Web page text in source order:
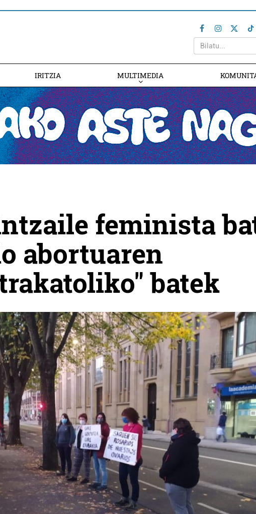
IRITZIA MULTIMEDIA
feminista
abortuaren
batek